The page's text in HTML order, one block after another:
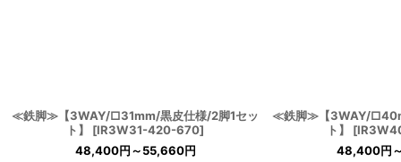
≪鉄脚≫【3WAY/□31mm/黒皮仕様/2脚1セッ
ト】
[IR3W31-420-670]
48,400円～55,660円
≪鉄脚≫【3WAY/
ト】
[
48,400円